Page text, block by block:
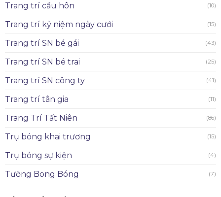
Trang trí cầu hôn (10)
Trang trí kỷ niệm ngày cưới (15)
Trang trí SN bé gái (43)
Trang trí SN bé trai (25)
Trang trí SN công ty (41)
Trang trí tân gia (11)
Trang Trí Tất Niên (86)
Trụ bóng khai trương (15)
Trụ bóng sự kiện (4)
Tường Bong Bóng (7)